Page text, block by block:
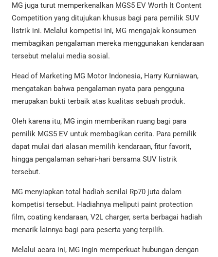
MG juga turut memperkenalkan MGS5 EV Worth It Content
Competition yang ditujukan khusus bagi para pemilik SUV
listrik ini. Melalui kompetisi ini, MG mengajak konsumen
membagikan pengalaman mereka menggunakan kendaraan
tersebut melalui media sosial.
Head of Marketing MG Motor Indonesia, Harry Kurniawan,
mengatakan bahwa pengalaman nyata para pengguna
merupakan bukti terbaik atas kualitas sebuah produk.
Oleh karena itu, MG ingin memberikan ruang bagi para
pemilik MGS5 EV untuk membagikan cerita. Para pemilik
dapat mulai dari alasan memilih kendaraan, fitur favorit,
hingga pengalaman sehari-hari bersama SUV listrik
tersebut.
MG menyiapkan total hadiah senilai Rp70 juta dalam
kompetisi tersebut. Hadiahnya meliputi paint protection
film, coating kendaraan, V2L charger, serta berbagai hadiah
menarik lainnya bagi para peserta yang terpilih.
Melalui acara ini, MG ingin memperkuat hubungan dengan